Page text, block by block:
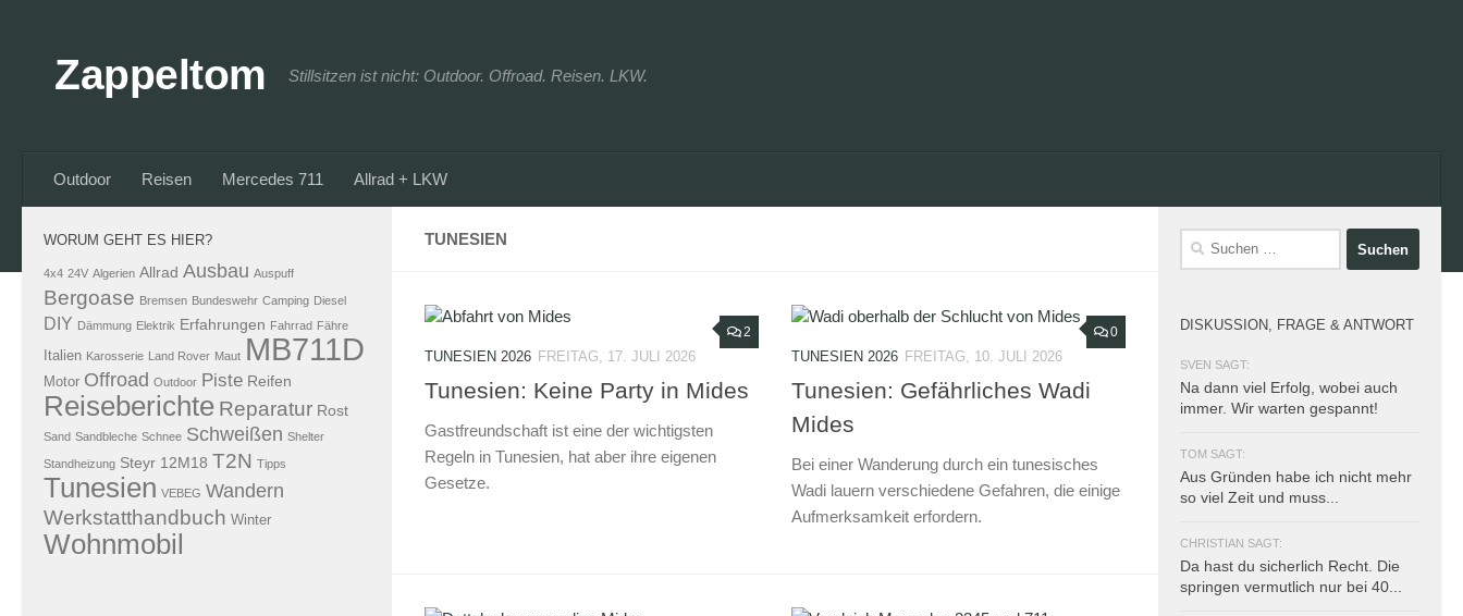
Zappeltom Stillsitzen ist nicht: Outdoor. Offroad. Reisen. LKW.
Outdoor Reisen Mercedes 711 Allrad + LKW
TUNESIEN
2
TUNESIEN 2026 FREITAG, 17. JULI 2026
Tunesien: Keine Party in Mides
Gastfreundschaft ist eine der wichtigsten
Regeln in Tunesien, hat aber ihre eigenen
Gesetze.
0
TUNESIEN 2026 FREITAG, 10. JULI 2026
Tunesien: Gefährliches Wadi
Mides
Bei einer Wanderung durch ein tunesisches
Wadi lauern verschiedene Gefahren, die einige
Aufmerksamkeit erfordern.
WORUM GEHT ES HIER?
4x4 24V Algerien Allrad Ausbau Auspuff
Bergoase Bremsen Bundeswehr Camping Diesel
DIY Dämmung Elektrik Erfahrungen Fahrrad Fähre
Italien Karosserie Land Rover Maut MB711D
Motor Offroad Outdoor Piste Reifen
Reiseberichte Reparatur Rost
Sand Sandbleche Schnee Schweißen Shelter
Standheizung Steyr 12M18 T2N Tipps
Tunesien VEBEG Wandern
Werkstatthandbuch Winter
Wohnmobil
Suchen
DISKUSSION, FRAGE & ANTWORT
SVEN SAGT:
Na dann viel Erfolg, wobei auch
immer. Wir warten gespannt!
TOM SAGT:
Aus Gründen habe ich nicht mehr
so viel Zeit und muss...
CHRISTIAN SAGT:
Da hast du sicherlich Recht. Die
springen vermutlich nur bei 40...